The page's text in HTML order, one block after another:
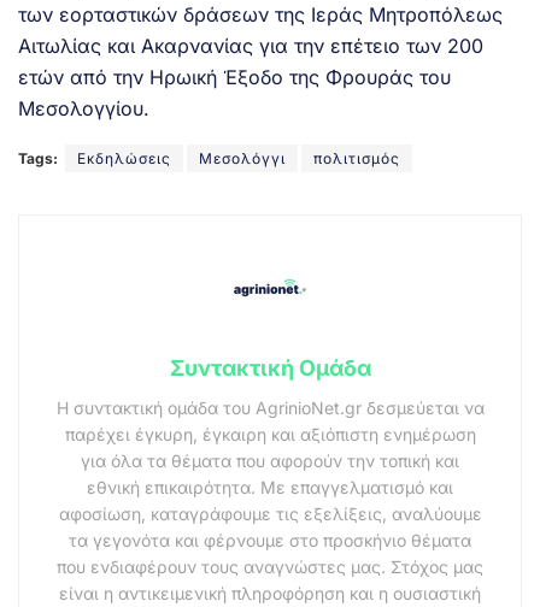
των εορταστικών δράσεων της Ιεράς Μητροπόλεως
Αιτωλίας και Ακαρνανίας για την επέτειο των 200
ετών από την Ηρωική Έξοδο της Φρουράς του
Μεσολογγίου.
Tags: Εκδηλώσεις Μεσολόγγι πολιτισμός
Συντακτική Ομάδα
Η συντακτική ομάδα του AgrinioNet.gr δεσμεύεται να
παρέχει έγκυρη, έγκαιρη και αξιόπιστη ενημέρωση
για όλα τα θέματα που αφορούν την τοπική και
εθνική επικαιρότητα. Με επαγγελματισμό και
αφοσίωση, καταγράφουμε τις εξελίξεις, αναλύουμε
τα γεγονότα και φέρνουμε στο προσκήνιο θέματα
που ενδιαφέρουν τους αναγνώστες μας. Στόχος μας
είναι η αντικειμενική πληροφόρηση και η ουσιαστική